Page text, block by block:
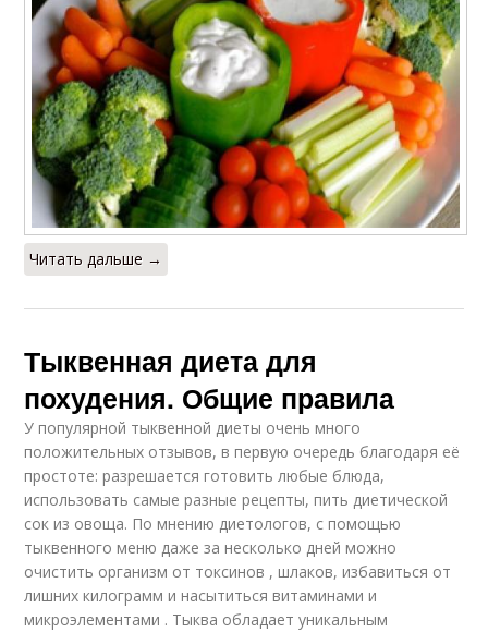
Читать дальше →
Тыквенная диета для
похудения. Общие правила
У популярной тыквенной диеты очень много
положительных отзывов, в первую очередь благодаря её
простоте: разрешается готовить любые блюда,
использовать самые разные рецепты, пить диетической
сок из овоща. По мнению диетологов, с помощью
тыквенного меню даже за несколько дней можно
очистить организм от токсинов , шлаков, избавиться от
лишних килограмм и насытиться витаминами и
микроэлементами . Тыква обладает уникальным